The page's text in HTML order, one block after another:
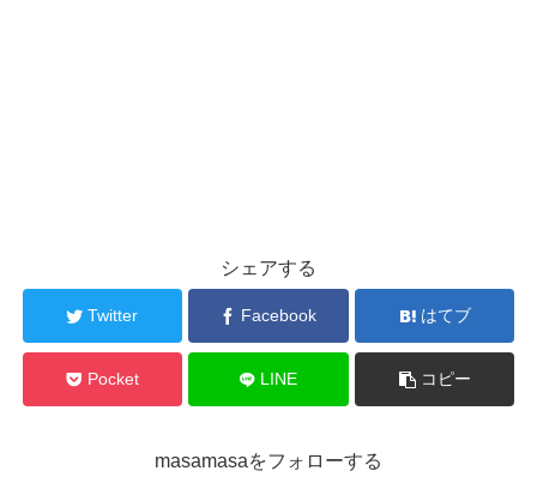
シェアする
Twitter Facebook はてブ
Pocket LINE コピー
masamasaをフォローする